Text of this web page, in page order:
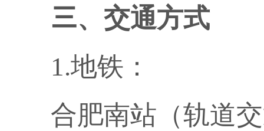
三、交通方式
1.地铁：
合肥南站（轨道